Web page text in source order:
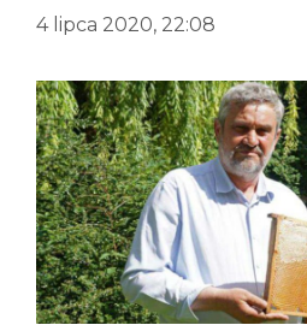
4 lipca 2020, 22:08